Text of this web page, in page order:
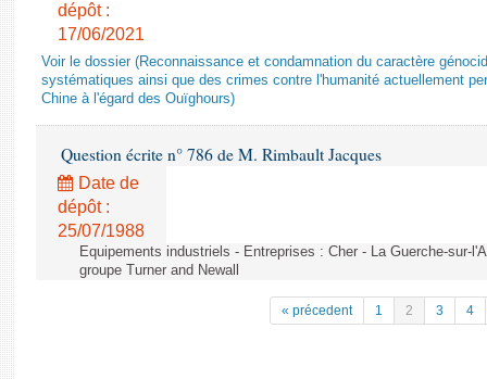
dépôt :
17/06/2021
Voir le dossier (Reconnaissance et condamnation du caractère
systématiques ainsi que des crimes contre l'humanité actuellement
Chine à l'égard des Ouïghours)
Question écrite n° 786 de M. Rimbault Jacques
Date de
dépôt :
25/07/1988
Equipements industriels - Entreprises : Cher - La Guerche-sur-
groupe Turner and Newall
« précedent 1 2 3 4